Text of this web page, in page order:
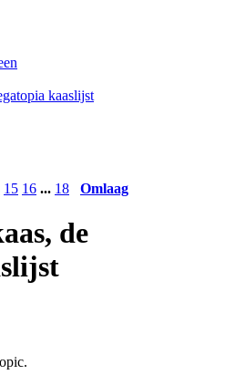
kaaslijst
15 16 ... 18 Omlaag
de